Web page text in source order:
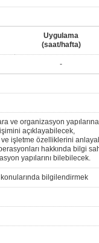
Uygulama
(saat/hafta)
-
ve organizasyon
açıklayabilecek,
ve işletme özelliklerini
hakkında bilgi
yapılarını bilebilecek.
bilgilendirmek